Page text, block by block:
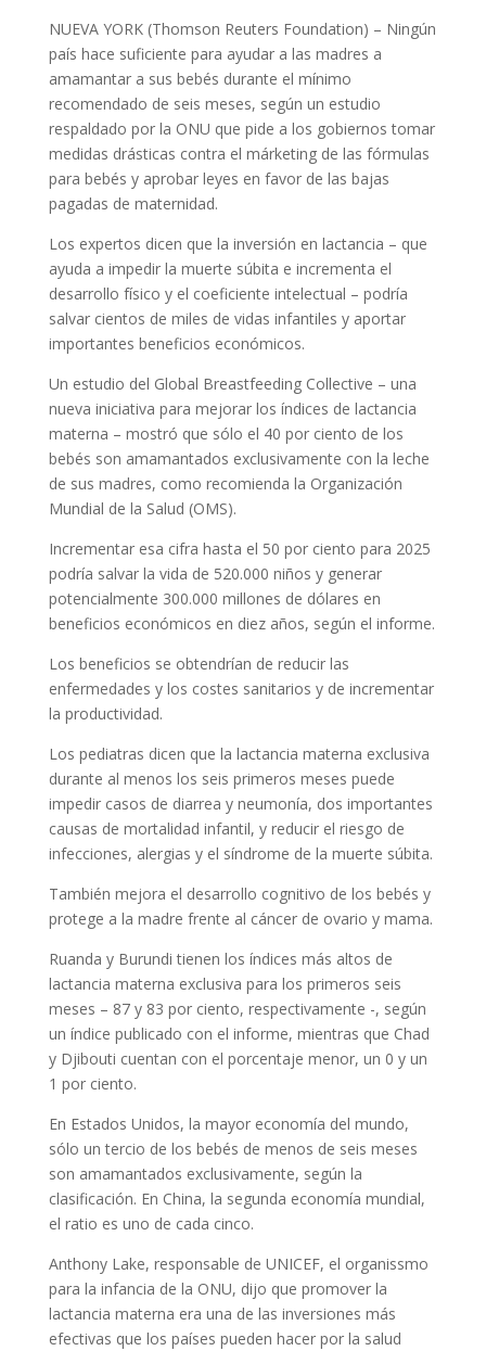
NUEVA YORK (Thomson Reuters Foundation) – Ningún
país hace suficiente para ayudar a las madres a
amamantar a sus bebés durante el mínimo
recomendado de seis meses, según un estudio
respaldado por la ONU que pide a los gobiernos tomar
medidas drásticas contra el márketing de las fórmulas
para bebés y aprobar leyes en favor de las bajas
pagadas de maternidad.
Los expertos dicen que la inversión en lactancia – que
ayuda a impedir la muerte súbita e incrementa el
desarrollo físico y el coeficiente intelectual – podría
salvar cientos de miles de vidas infantiles y aportar
importantes beneficios económicos.
Un estudio del Global Breastfeeding Collective – una
nueva iniciativa para mejorar los índices de lactancia
materna – mostró que sólo el 40 por ciento de los
bebés son amamantados exclusivamente con la leche
de sus madres, como recomienda la Organización
Mundial de la Salud (OMS).
Incrementar esa cifra hasta el 50 por ciento para 2025
podría salvar la vida de 520.000 niños y generar
potencialmente 300.000 millones de dólares en
beneficios económicos en diez años, según el informe.
Los beneficios se obtendrían de reducir las
enfermedades y los costes sanitarios y de incrementar
la productividad.
Los pediatras dicen que la lactancia materna exclusiva
durante al menos los seis primeros meses puede
impedir casos de diarrea y neumonía, dos importantes
causas de mortalidad infantil, y reducir el riesgo de
infecciones, alergias y el síndrome de la muerte súbita.
También mejora el desarrollo cognitivo de los bebés y
protege a la madre frente al cáncer de ovario y mama.
Ruanda y Burundi tienen los índices más altos de
lactancia materna exclusiva para los primeros seis
meses – 87 y 83 por ciento, respectivamente -, según
un índice publicado con el informe, mientras que Chad
y Djibouti cuentan con el porcentaje menor, un 0 y un
1 por ciento.
En Estados Unidos, la mayor economía del mundo,
sólo un tercio de los bebés de menos de seis meses
son amamantados exclusivamente, según la
clasificación. En China, la segunda economía mundial,
el ratio es uno de cada cinco.
Anthony Lake, responsable de UNICEF, el organissmo
para la infancia de la ONU, dijo que promover la
lactancia materna era una de las inversiones más
efectivas que los países pueden hacer por la salud